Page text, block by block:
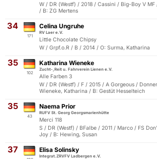
W / DR (Westf) / 2018 / Cassini / Big-Boy V MF
/ B: ZG Mertens
34
171
Celina Ungruhe
RV Laer e.V.
Little Chocolate Chipsy
W / Grpf.o.R / B / 2014 / O: Surma, Katharina
35
102
Katharina Wieneke
Zucht-,Reit u. Fahrverein Lienen e.V.
Alle Farben 3
W / DR (Westf) / F / 2015 / A Gorgeous /
Wieneke, Katharina / B: Gestüt Hesselteich
35
43
Naema Prior
RUFV St. Georg Georgsmarienhütte
Merci 118
S / DR (Westf) / BFalbe / 2011 / Marco / FS
Joy / B: Hewing, Susan
37 Elisa Solinsky
Integrat.ZRVFV Ladbergen e.V.